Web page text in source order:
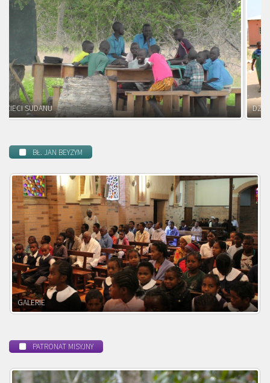
DZIECI ZAMBII
BŁ. JAN BEYZYM
POWOŁANIE MISYJNE
PATRONAT MISYJNY